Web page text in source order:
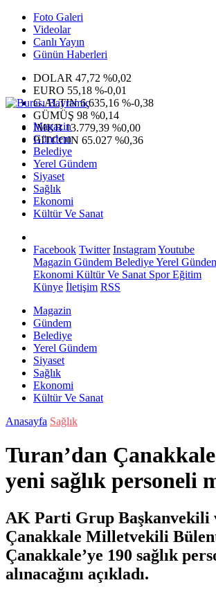
Foto Galeri
Videolar
Canlı Yayın
Günün Haberleri
DOLAR 47,72 %0,02
EURO 55,18 %-0,01
G.ALTIN6.635,16 %-0,38
GÜMÜŞ 98 %0,14
IMKB13.779,39 %0,00
BITCOIN 65.027 %0,36
Magazin
Gündem
Belediye
Yerel Gündem
Siyaset
Sağlık
Ekonomi
Kültür Ve Sanat
Facebook Twitter InstagramYoutube
Magazin Gündem BelediyeYerel
Ekonomi Kültür Ve Sanat SporEğitim
Künye İletişim RSS
Magazin
Gündem
Belediye
Yerel Gündem
Siyaset
Sağlık
Ekonomi
Kültür Ve Sanat
Anasayfa Sağlık
Turan’dan
yeni sağlık personeli
AK Parti Grup Başkanvekili
Çanakkale Milletvekili
Çanakkale’ye 190 sağlık
alınacağını açıkladı.